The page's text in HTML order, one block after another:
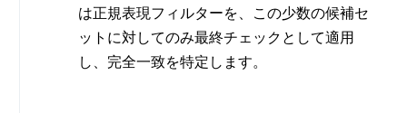
は正規表現フィルターを、この少数の候補セ
ットに対してのみ最終チェックとして適用
し、完全一致を特定します。